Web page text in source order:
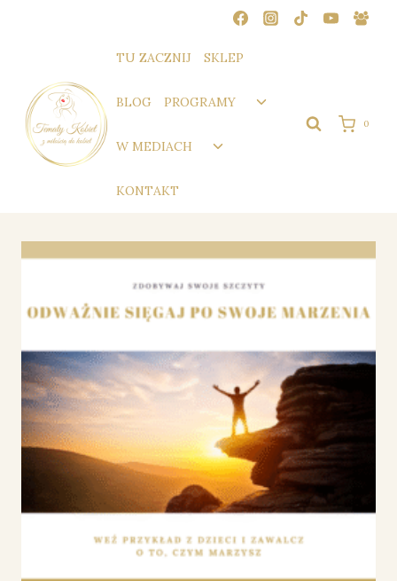
TU ZACZNIJ SKLEP
BLOG PROGRAMY
Przełącz
podrzędne
W MEDIACH
Przełącz
KONTAKT
0